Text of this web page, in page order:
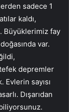
sadece 1
kaldı,
Büyüklerimiz fay
var.
tefek depremler
sayısı
Dışarıdan